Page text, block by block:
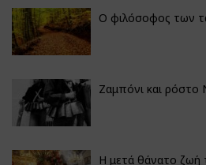
Ο φιλόσοφος των
Ζαμπόνι και ρόστο
Η μετά θάνατο ζωή